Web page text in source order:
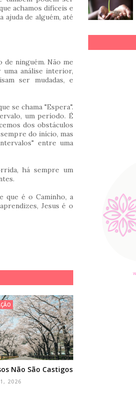
achamos difíceis e
ajuda de alguém, até
de ninguém. Não me
análise interior,
ser mudadas, e
se chama "Espera".
um período. É
dos obstáculos
do início, mas
entre uma
há sempre um
que é o Caminho, a
Jesus é o
Não São Castigos
2026